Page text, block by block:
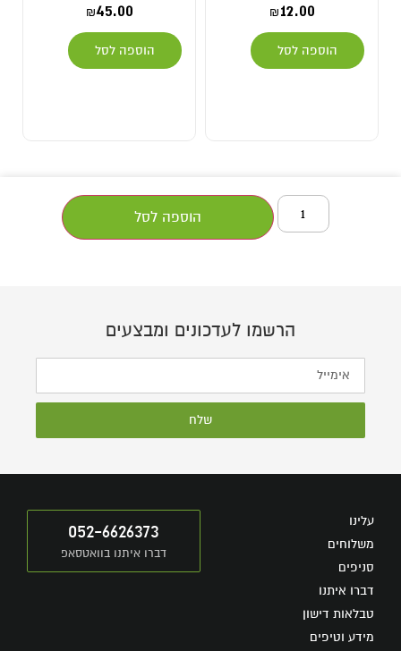
₪12.00
הוספה לסל
₪45.00
הוספה לסל
הוספה לסל
הרשמו לעדכונים ומבצעים
שלח
עלינו
משלוחים
סניפים
דברו איתנו
טבלאות דישון
מידע וטיפים
052-6626373
דברו איתנו בוואטסאפ